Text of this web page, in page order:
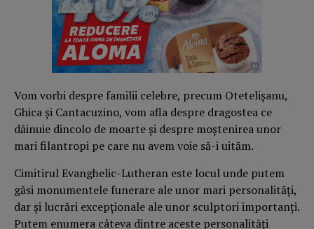
Vom vorbi despre familii celebre, precum Otetelişanu,
Ghica şi Cantacuzino, vom afla despre dragostea ce
dăinuie dincolo de moarte şi despre moştenirea unor
mari filantropi pe care nu avem voie să-i uităm.
Cimitirul Evanghelic-Lutheran este locul unde putem
găsi monumentele funerare ale unor mari personalităţi,
dar şi lucrări excepţionale ale unor sculptori importanţi.
Putem enumera câteva dintre aceste personalităţi